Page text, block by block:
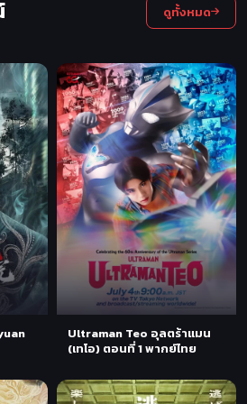
ดูทั้งหมด
Ultraman Teo อุลตร้าแมน
(เทโอ) ตอนที่ 1 พากย์ไทย